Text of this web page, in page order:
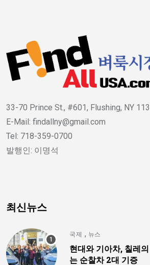
33-70 Prince St., #601, Flushing, NY
E-Mail: findallny@gmail.com
Tel: 718-359-0700
발행인: 이명석
최신뉴스
국제 , 뉴스
현대와 기아차, 칠레
는 순찰차 2대 기증